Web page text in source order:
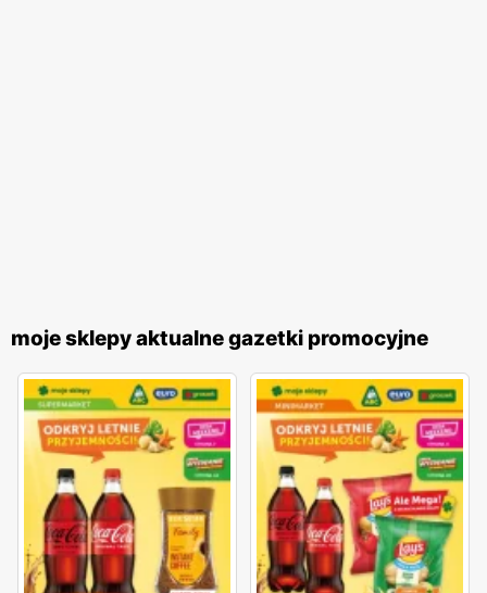
moje sklepy aktualne gazetki promocyjne